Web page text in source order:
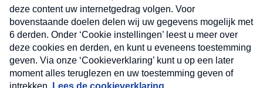
Nieuwsbrief
Neem hier een gratis abonnement op onze
nieuwsbrief. Elke vrijdag- en dinsdagochtend in uw